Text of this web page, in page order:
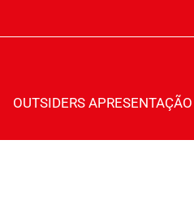
OUTSIDERS APRESENTAÇÃO